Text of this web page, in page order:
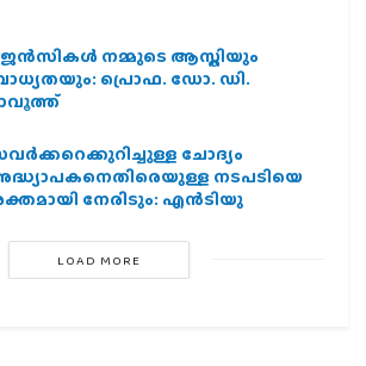
നമ്മുടെ ആസ്തിയും
പ്രൊഫ. ഡോ. ഡി.
ചോദ്യം
നടപടിയെ
നേരിടും: എന്‍ടിയു
LOAD MORE